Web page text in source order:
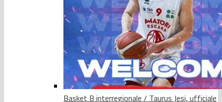
Basket B interregionale / Taurus Jesi, ufficiale